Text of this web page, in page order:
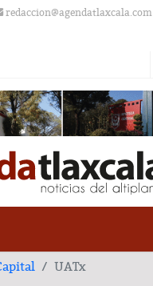
redaccion@agendatlaxcala.com
UATx